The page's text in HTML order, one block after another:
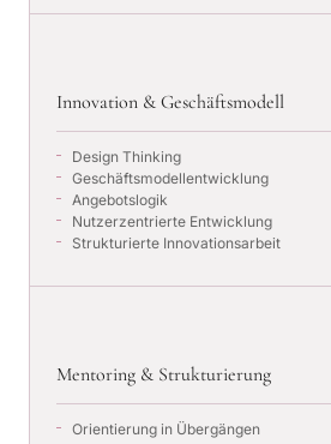
Innovation & Geschäftsmodell
Design Thinking
Geschäftsmodellentwicklung
Angebotslogik
Nutzerzentrierte Entwicklung
Strukturierte Innovationsarbeit
Mentoring & Strukturierung
Orientierung in Übergängen